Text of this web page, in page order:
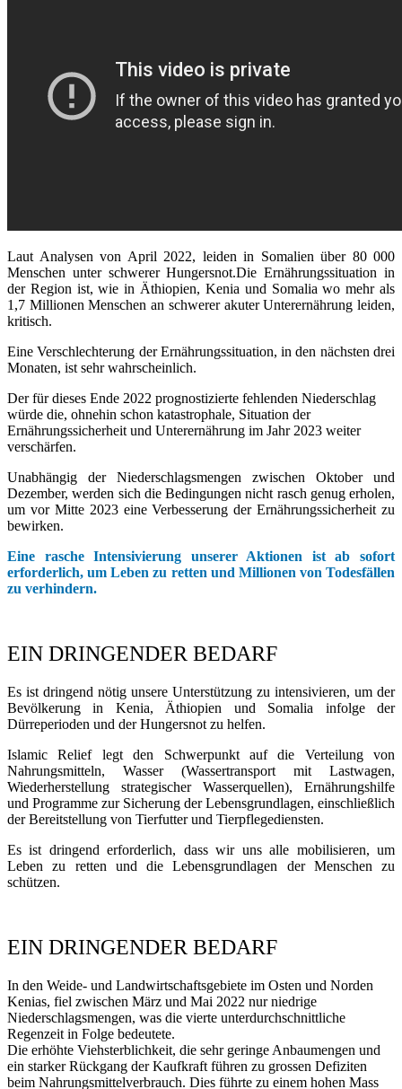
Laut Analysen von April 2022, leiden in Somalien über 80 000
Menschen unter schwerer Hungersnot.Die Ernährungssituation in
der Region ist, wie in Äthiopien, Kenia und Somalia wo mehr als
1,7 Millionen Menschen an schwerer akuter Unterernährung leiden,
kritisch.
Eine Verschlechterung der Ernährungssituation, in den nächsten drei
Monaten, ist sehr wahrscheinlich.
Der für dieses Ende 2022 prognostizierte fehlenden Niederschlag
würde die, ohnehin schon katastrophale, Situation der
Ernährungssicherheit und Unterernährung im Jahr 2023 weiter
verschärfen.
Unabhängig der Niederschlagsmengen zwischen Oktober und
Dezember, werden sich die Bedingungen nicht rasch genug erholen,
um vor Mitte 2023 eine Verbesserung der Ernährungssicherheit zu
bewirken.
Eine rasche Intensivierung unserer Aktionen ist ab sofort
erforderlich, um Leben zu retten und Millionen von Todesfällen
zu verhindern.
EIN DRINGENDER BEDARF
Es ist dringend nötig unsere Unterstützung zu intensivieren, um der
Bevölkerung in Kenia, Äthiopien und Somalia infolge der
Dürreperioden und der Hungersnot zu helfen.
Islamic Relief legt den Schwerpunkt auf die Verteilung von
Nahrungsmitteln, Wasser (Wassertransport mit Lastwagen,
Wiederherstellung strategischer Wasserquellen), Ernährungshilfe
und Programme zur Sicherung der Lebensgrundlagen, einschließlich
der Bereitstellung von Tierfutter und Tierpflegediensten.
Es ist dringend erforderlich, dass wir uns alle mobilisieren, um
Leben zu retten und die Lebensgrundlagen der Menschen zu
schützen.
EIN DRINGENDER BEDARF
In den Weide- und Landwirtschaftsgebiete im Osten und Norden
Kenias, fiel zwischen März und Mai 2022 nur niedrige
Niederschlagsmengen, was die vierte unterdurchschnittliche
Regenzeit in Folge bedeutete.
Die erhöhte Viehsterblichkeit, die sehr geringe Anbaumengen und
ein starker Rückgang der Kaufkraft führen zu grossen Defiziten
beim Nahrungsmittelverbrauch. Dies führte zu einem hohen Mass